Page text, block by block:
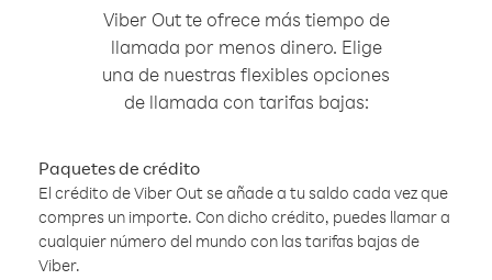
Viber Out te ofrece más tiempo de
llamada por menos dinero. Elige
una de nuestras flexibles opciones
de llamada con tarifas bajas:
Paquetes de crédito
El crédito de Viber Out se añade a tu saldo cada vez que
compres un importe. Con dicho crédito, puedes llamar a
cualquier número del mundo con las tarifas bajas de
Viber.